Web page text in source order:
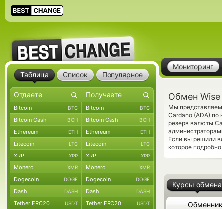
Мониторинг
Обмен Wise
Мы представляем
Cardano (ADA)
резерв валюты
Если вы решили
которое
Курсы обмена
Обменник
Таблица Список Популярное
Bitcoin BTC Bitcoin BTC
Bitcoin Cash BCH Bitcoin Cash BCH
Ethereum ETH Ethereum ETH
Litecoin LTC Litecoin LTC
XRP XRP XRP XRP
Monero XMR Monero XMR
Dogecoin DOGE Dogecoin DOGE
Dash DASH Dash DASH
Tether ERC20 USDT Tether ERC20 USDT